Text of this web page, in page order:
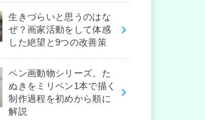
生きづらいと思うのはな
ぜ？画家活動をして体感
した絶望と9つの改善策
ペン画動物シリーズ。た
ぬきをミリペン1本で描く
制作過程を初めから順に
解説